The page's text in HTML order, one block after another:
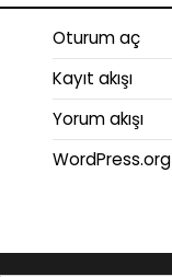
Oturum aç
Kayıt akışı
Yorum akışı
WordPress.org